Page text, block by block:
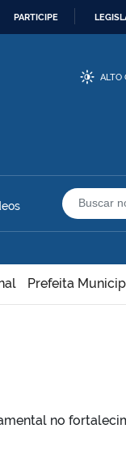
PARTICIPE
ALTO
Prefeita
no